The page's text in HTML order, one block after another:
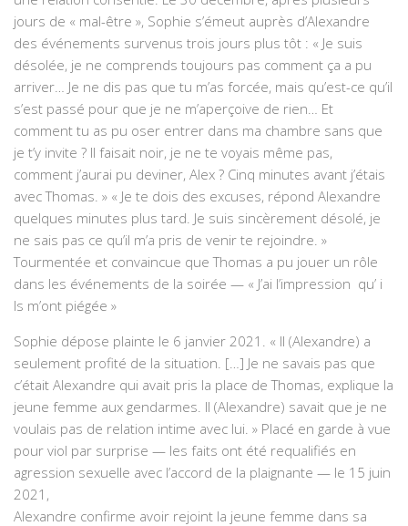
jours de « mal-être », Sophie s’émeut auprès d’Alexandre
des événements survenus trois jours plus tôt : « Je suis
désolée, je ne comprends toujours pas comment ça a pu
arriver… Je ne dis pas que tu m’as forcée, mais qu’est-ce qu’il
s’est passé pour que je ne m’aperçoive de rien… Et
comment tu as pu oser entrer dans ma chambre sans que
je t’y invite ? Il faisait noir, je ne te voyais même pas,
comment j’aurai pu deviner, Alex ? Cinq minutes avant j’étais
avec Thomas. » « Je te dois des excuses, répond Alexandre
quelques minutes plus tard. Je suis sincèrement désolé, je
ne sais pas ce qu’il m’a pris de venir te rejoindre. »
Tourmentée et convaincue que Thomas a pu jouer un rôle
dans les événements de la soirée — « J’ai l’impression qu’ i
ls m’ont piégée »
Sophie dépose plainte le 6 janvier 2021. « Il (Alexandre) a
seulement profité de la situation. […] Je ne savais pas que
c’était Alexandre qui avait pris la place de Thomas, explique la
jeune femme aux gendarmes. Il (Alexandre) savait que je ne
voulais pas de relation intime avec lui. » Placé en garde à vue
pour viol par surprise — les faits ont été requalifiés en
agression sexuelle avec l’accord de la plaignante — le 15 juin
2021,
Alexandre confirme avoir rejoint la jeune femme dans sa